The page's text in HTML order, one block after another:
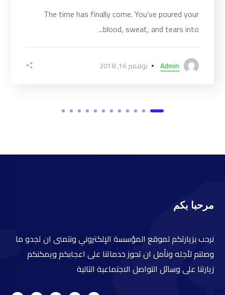
The time has finally come. You’ve poured your
blood, sweat, and tears into...
Admin نوفمبر 16, 2018
مرحبا بكم
نرحب بزيارتكم لموقع المؤسسة الإلكتروني ونتمنى ان تجدو ما
وصلتم لأجله ونأمل ان تحوز خدماتنا على اعجابكم ويمكنكم
زيارتنا على وسائل التواصل الاجتماعية التالية